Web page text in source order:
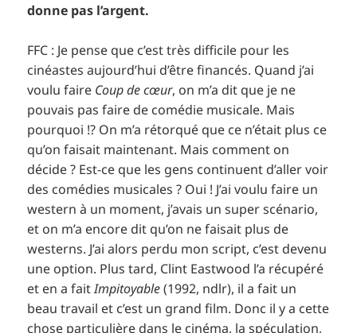
donne pas l’argent.
FFC : Je pense que c’est très difficile pour les
cinéastes aujourd’hui d’être financés. Quand j’ai
voulu faire Coup de cœur, on m’a dit que je ne
pouvais pas faire de comédie musicale. Mais
pourquoi !? On m’a rétorqué que ce n’était plus ce
qu’on faisait maintenant. Mais comment on
décide ? Est-ce que les gens continuent d’aller voir
des comédies musicales ? Oui ! J’ai voulu faire un
western à un moment, j’avais un super scénario,
et on m’a encore dit qu’on ne faisait plus de
westerns. J’ai alors perdu mon script, c’est devenu
une option. Plus tard, Clint Eastwood l’a récupéré
et en a faitImpitoyable(1992, ndlr), il a fait un
beau travail et c’est un grand film. Donc il y a cette
chose particulière dans le cinéma, la spéculation,